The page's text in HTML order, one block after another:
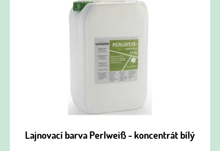
Lajnovací barva Perlweiß - koncentrát bílý